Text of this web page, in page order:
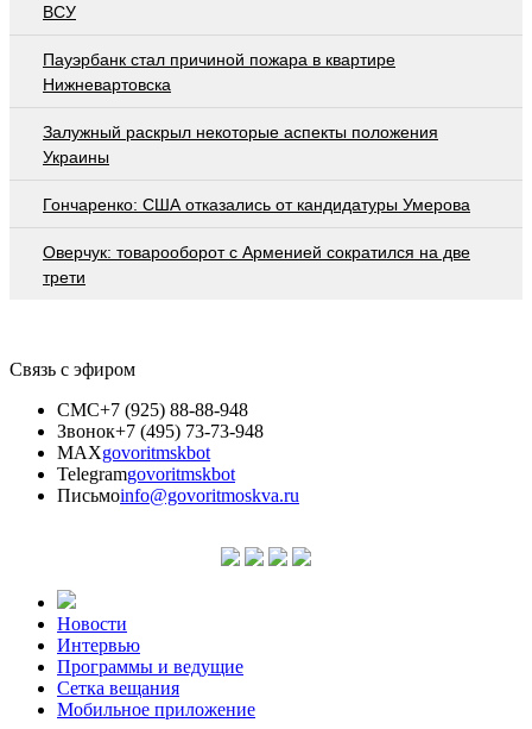
ВСУ
Пауэрбанк стал причиной пожара в квартире
Нижневартовска
Залужный раскрыл некоторые аспекты положения
Украины
Гончаренко: США отказались от кандидатуры Умерова
Оверчук: товарооборот с Арменией сократился на две
трети
Связь с эфиром
СМС+7 (925) 88-88-948
Звонок+7 (495) 73-73-948
MAXgovoritmskbot
Telegramgovoritmskbot
Письмоinfo@govoritmoskva.ru
Новости
Интервью
Программы и ведущие
Сетка вещания
Мобильное приложение